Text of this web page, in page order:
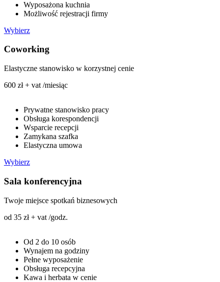
Wyposażona kuchnia
Możliwość rejestracji firmy
Wybierz
Coworking
Elastyczne stanowisko w korzystnej cenie
600 zł + vat /miesiąc
Prywatne stanowisko pracy
Obsługa korespondencji
Wsparcie recepcji
Zamykana szafka
Elastyczna umowa
Wybierz
Sala konferencyjna
Twoje miejsce spotkań biznesowych
od 35 zł + vat /godz.
Od 2 do 10 osób
Wynajem na godziny
Pełne wyposażenie
Obsługa recepcyjna
Kawa i herbata w cenie